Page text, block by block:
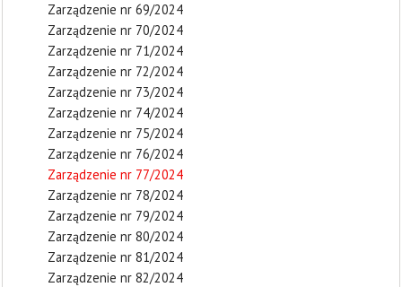
Zarządzenie nr 69/2024
Zarządzenie nr 70/2024
Zarządzenie nr 71/2024
Zarządzenie nr 72/2024
Zarządzenie nr 73/2024
Zarządzenie nr 74/2024
Zarządzenie nr 75/2024
Zarządzenie nr 76/2024
Zarządzenie nr 77/2024
Zarządzenie nr 78/2024
Zarządzenie nr 79/2024
Zarządzenie nr 80/2024
Zarządzenie nr 81/2024
Zarządzenie nr 82/2024